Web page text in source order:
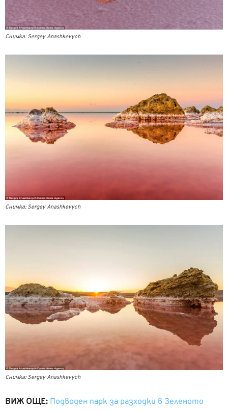
Снимка: Sergey Anashkevych
Снимка: Sergey Anashkevych
Снимка: Sergey Anashkevych
ВИЖ ОЩЕ: Подводен парк за разходки в Зеленото